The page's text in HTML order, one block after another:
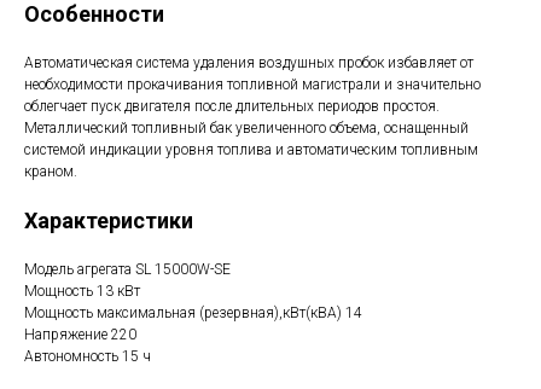
Особенности
Автоматическая система удаления воздушных пробок избавляет от
необходимости прокачивания топливной магистрали и значительно
облегчает пуск двигателя после длительных периодов простоя.
Металлический топливный бак увеличенного объема, оснащенный
системой индикации уровня топлива и автоматическим топливным
краном.
Характеристики
Модель агрегата SL 15000W-SE
Мощность 13 кВт
Мощность максимальная (резервная),кВт(кВА) 14
Напряжение 220
Автономность 15 ч